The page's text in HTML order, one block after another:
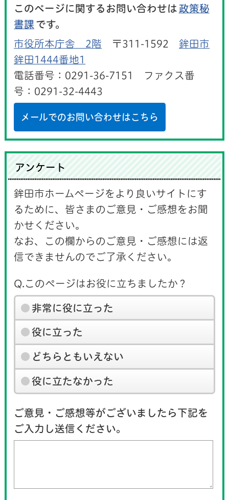
このページに関するお問い合わせは 政策秘
書課 です。
市役所本庁舎 2階 〒311-1592 鉾田市
鉾田1444番地1
電話番号：0291-36-7151 ファクス番
号：0291-32-4443
メールでのお問い合わせはこちら
アンケート
鉾田市ホームページをより良いサイトにす
るために、皆さまのご意見・ご感想をお聞
かせください。
なお、この欄からのご意見・ご感想には返
信できませんのでご了承ください。
Q.このページはお役に立ちましたか？
非常に役に立った
役に立った
どちらともいえない
役に立たなかった
ご意見・ご感想等がございましたら下記を
ご入力し送信ください。